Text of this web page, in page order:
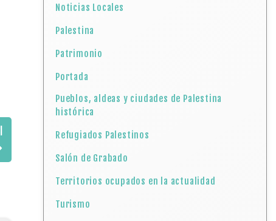
Noticias Locales
Palestina
Patrimonio
Portada
Pueblos, aldeas y ciudades de Palestina
histórica
Refugiados Palestinos
Salón de Grabado
Territorios ocupados en la actualidad
Turismo